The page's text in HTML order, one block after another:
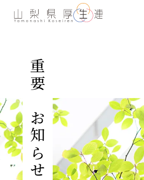
厚生連の外来診療
がん教育
健康教室
イベント
重要なお知らせ